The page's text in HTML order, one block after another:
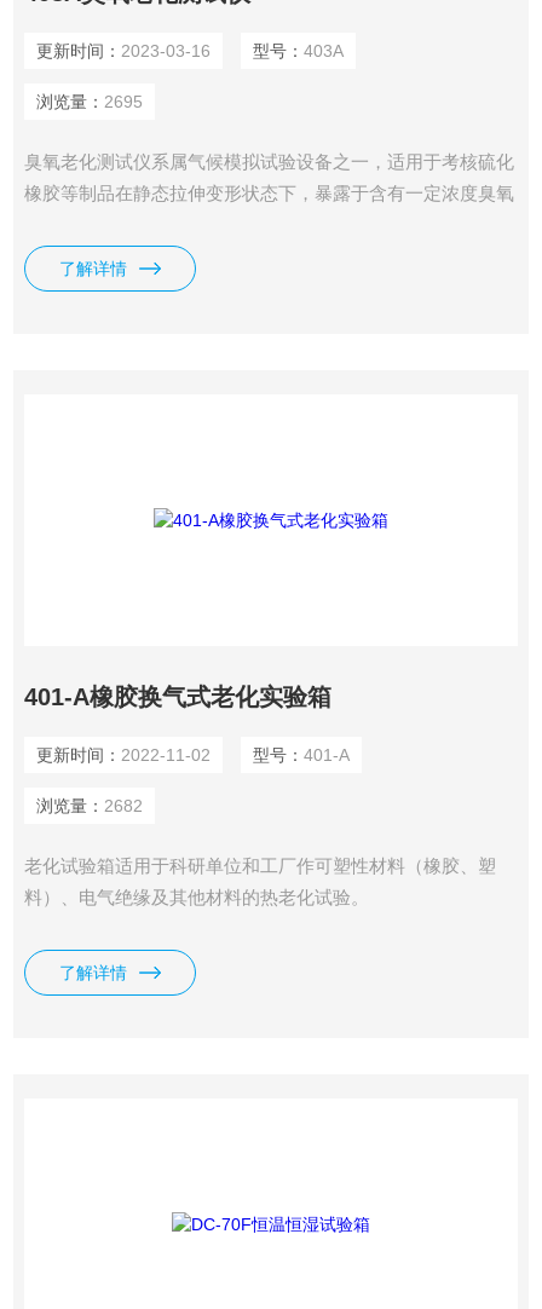
更新时间： 2023-03-16 型号： 403A
浏览量： 2695
臭氧老化测试仪系属气候模拟试验设备之一，适用于考核硫化
橡胶等制品在静态拉伸变形状态下，暴露于含有一定浓度臭氧
应性试验，可供各种科研机构及厂矿中心试验室对产品试样进
行老化试验用。
了解详情
401-A橡胶换气式老化实验箱
更新时间： 2022-11-02 型号： 401-A
浏览量： 2682
老化试验箱适用于科研单位和工厂作可塑性材料（橡胶、塑
料）、电气绝缘及其他材料的热老化试验。
了解详情